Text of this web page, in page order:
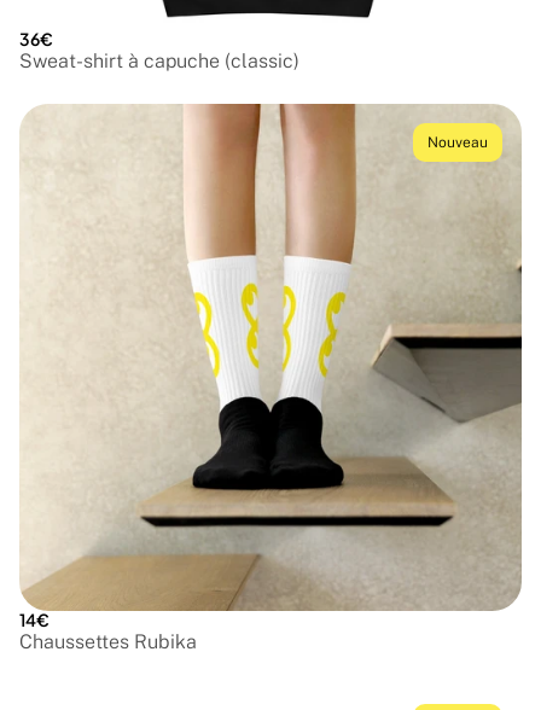
36€
Sweat-shirt à capuche (classic)
Nouveau
14€
Chaussettes Rubika